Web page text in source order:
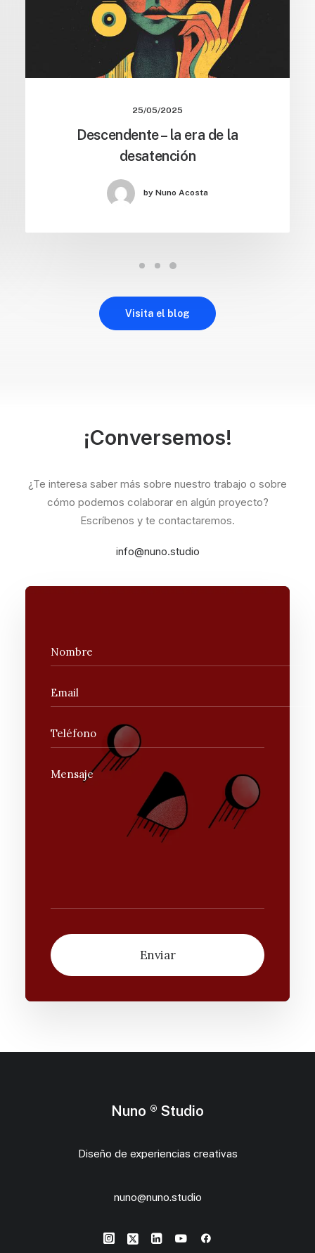
25/05/2025
Descendente – la era de la
desatención
by Nuno Acosta
Visita el blog
¡Conversemos!
¿Te interesa saber más sobre nuestro trabajo o sobre
cómo podemos colaborar en algún proyecto?
Escríbenos y te contactaremos.
info@nuno.studio
Nuno ® Studio
Diseño de experiencias creativas
nuno@nuno.studio